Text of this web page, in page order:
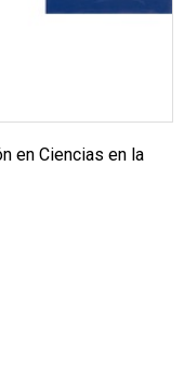
en Ciencias en la